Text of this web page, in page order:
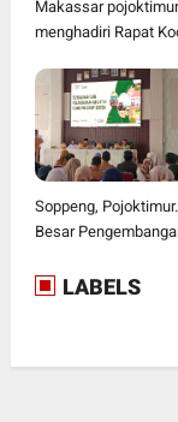
Makassar
menghadiri Rapat
Soppeng,
Besar
LABELS